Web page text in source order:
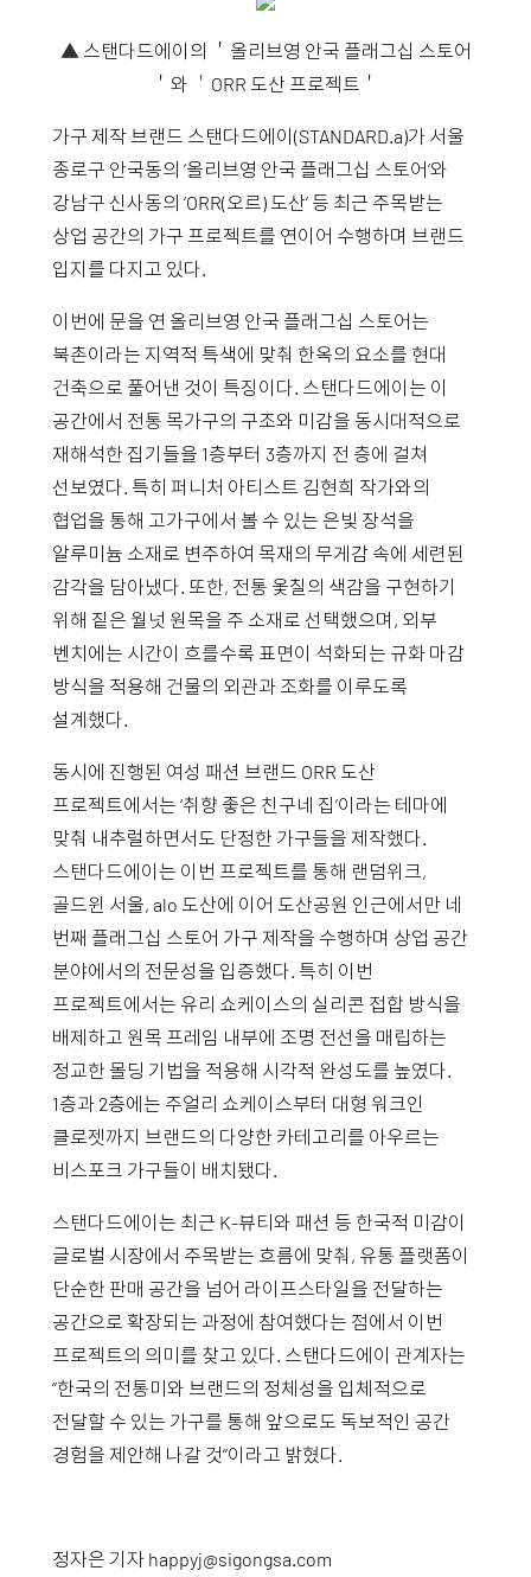
▲ 스탠다드에이의 ＇ 올리브영 안국 플래그십 스토어
＇와 ＇ ORR 도산 프로젝트＇
가구 제작 브랜드 스탠다드에이(STANDARD.a)가 서울
종로구 안국동의 ‘올리브영 안국 플래그십 스토어’와
강남구 신사동의 ‘ORR(오르) 도산’ 등 최근 주목받는
상업 공간의 가구 프로젝트를 연이어 수행하며 브랜드
입지를 다지고 있다.
이번에 문을 연 올리브영 안국 플래그십 스토어는
북촌이라는 지역적 특색에 맞춰 한옥의 요소를 현대
건축으로 풀어낸 것이 특징이다. 스탠다드에이는 이
공간에서 전통 목가구의 구조와 미감을 동시대적으로
재해석한 집기들을 1층부터 3층까지 전 층에 걸쳐
선보였다. 특히 퍼니처 아티스트 김현희 작가와의
협업을 통해 고가구에서 볼 수 있는 은빛 장석을
알루미늄 소재로 변주하여 목재의 무게감 속에 세련된
감각을 담아냈다. 또한, 전통 옻칠의 색감을 구현하기
위해 짙은 월넛 원목을 주 소재로 선택했으며, 외부
벤치에는 시간이 흐를수록 표면이 석화되는 규화 마감
방식을 적용해 건물의 외관과 조화를 이루도록
설계했다.
동시에 진행된 여성 패션 브랜드 ORR 도산
프로젝트에서는 ‘취향 좋은 친구네 집’이라는 테마에
맞춰 내추럴하면서도 단정한 가구들을 제작했다.
스탠다드에이는 이번 프로젝트를 통해 랜덤위크,
골드윈 서울, alo 도산에 이어 도산공원 인근에서만 네
번째 플래그십 스토어 가구 제작을 수행하며 상업 공간
분야에서의 전문성을 입증했다. 특히 이번
프로젝트에서는 유리 쇼케이스의 실리콘 접합 방식을
배제하고 원목 프레임 내부에 조명 전선을 매립하는
정교한 몰딩 기법을 적용해 시각적 완성도를 높였다.
1층과 2층에는 주얼리 쇼케이스부터 대형 워크인
클로젯까지 브랜드의 다양한 카테고리를 아우르는
비스포크 가구들이 배치됐다.
스탠다드에이는 최근 K-뷰티와 패션 등 한국적 미감이
글로벌 시장에서 주목받는 흐름에 맞춰, 유통 플랫폼이
단순한 판매 공간을 넘어 라이프스타일을 전달하는
공간으로 확장되는 과정에 참여했다는 점에서 이번
프로젝트의 의미를 찾고 있다. 스탠다드에이 관계자는
“한국의 전통미와 브랜드의 정체성을 입체적으로
전달할 수 있는 가구를 통해 앞으로도 독보적인 공간
경험을 제안해 나갈 것”이라고 밝혔다.
정자은 기자 happyj@sigongsa.com